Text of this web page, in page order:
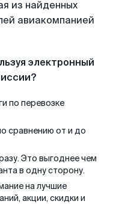
из найденных
авиакомпанией
электронный
по перевозке
сравнению от и до
Это выгоднее чем
в одну сторону.
на лучшие
акции, скидки и